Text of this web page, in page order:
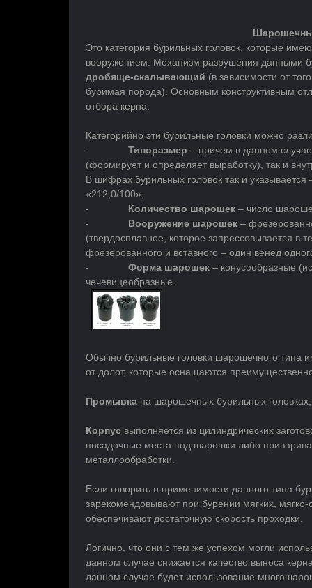
Это категория бурильных головок, которые
вооружением. Механизм разрушения данными
дробяще-скалывающий (в зависимости от
буримая порода). Основным конструктивным
отбора керна.
Категорийно эти бурильные головки можно
- Типоразмер – причем в данном
(формирует и определяет выработку), так и
В шифрах бурильных головок так и
«212,0/100»;
- Количество шарошек– число
- Вооружение шарошек –
(твердосплавное, которое запрессовывается
фрезерованного и вставного – один венед
- Форма шарошек– конусообразные
чечевицеобразные.
Обычно бурильные головки шарошечного типа
от долот, которые оснащаются
Промывкана шарошечных бурильных
Корпусвыполняется из цилиндрических
посадочные места под шарошки либо
металлообработки.
Если говорить о применимости данного типа
зарекомендовывают при бурении мягких,
обеспечивают достаточную скорость проходки.
Логично, что они с тем же успехом могли
данном случае снижается качество выноса
данном случае будет использование